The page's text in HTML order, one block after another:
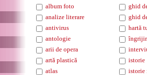
album foto
ghid
analize literare
ghid
antivirus
hartă
antologie
arii de opera
artă plastică
istorie
atlas
istorie